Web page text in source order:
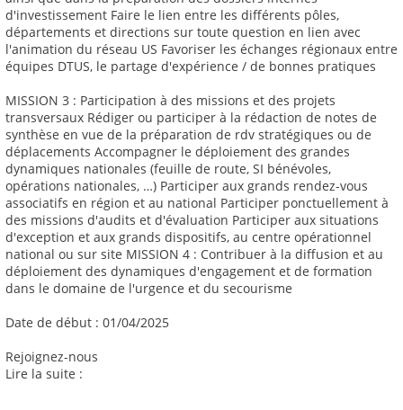
d'investissement Faire le lien entre les différents pôles,
départements et directions sur toute question en lien avec
l'animation du réseau US Favoriser les échanges régionaux entre
équipes DTUS, le partage d'expérience / de bonnes pratiques
MISSION 3 : Participation à des missions et des projets
transversaux Rédiger ou participer à la rédaction de notes de
synthèse en vue de la préparation de rdv stratégiques ou de
déplacements Accompagner le déploiement des grandes
dynamiques nationales (feuille de route, SI bénévoles,
opérations nationales, …) Participer aux grands rendez-vous
associatifs en région et au national Participer ponctuellement à
des missions d'audits et d'évaluation Participer aux situations
d'exception et aux grands dispositifs, au centre opérationnel
national ou sur site MISSION 4 : Contribuer à la diffusion et au
déploiement des dynamiques d'engagement et de formation
dans le domaine de l'urgence et du secourisme
Date de début : 01/04/2025
Rejoignez-nous
Lire la suite :